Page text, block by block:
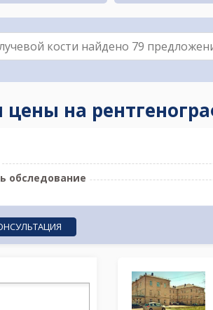
цены на
обследование